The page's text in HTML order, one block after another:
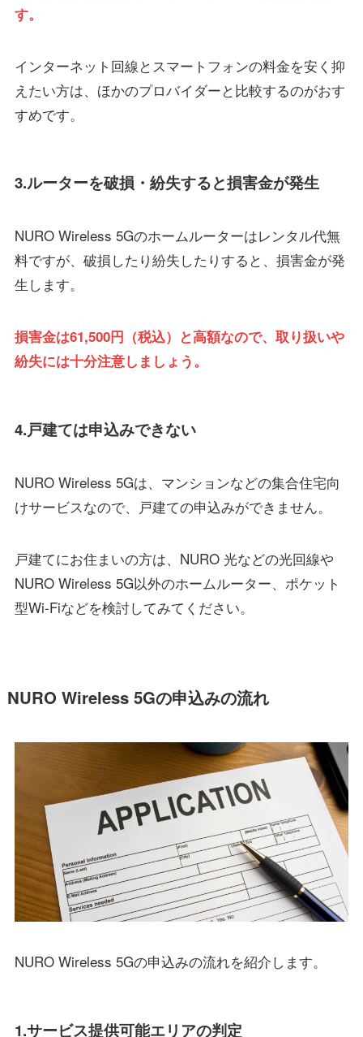
す。
インターネット回線とスマートフォンの料金を安く抑
えたい方は、ほかのプロバイダーと比較するのがおす
すめです。
3.ルーターを破損・紛失すると損害金が発生
NURO Wireless 5Gのホームルーターはレンタル代無
料ですが、破損したり紛失したりすると、損害金が発
生します。
損害金は61,500円（税込）と高額なので、取り扱いや
紛失には十分注意しましょう。
4.戸建ては申込みできない
NURO Wireless 5Gは、マンションなどの集合住宅向
けサービスなので、戸建ての申込みができません。
戸建てにお住まいの方は、NURO 光などの光回線や
NURO Wireless 5G以外のホームルーター、ポケット
型Wi-Fiなどを検討してみてください。
NURO Wireless 5Gの申込みの流れ
NURO Wireless 5Gの申込みの流れを紹介します。
1.サービス提供可能エリアの判定